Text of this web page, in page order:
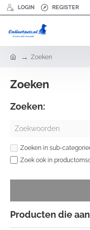
LOGIN REGISTER
e
Zoeken
Zoeken
Zoeken:
Zoeken in sub-
Zoek ook in
Producten die